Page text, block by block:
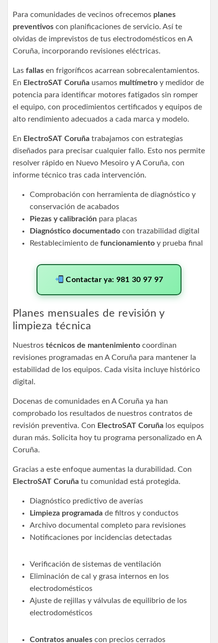
Para comunidades de vecinos ofrecemos planes
preventivos con planificaciones de servicio. Así te
olvidas de imprevistos de tus electrodomésticos en A
Coruña, incorporando revisiones eléctricas.
Las fallas en frigoríficos acarrean sobrecalentamientos.
En ElectroSAT Coruña usamos multímetro y medidor de
potencia para identificar motores fatigados sin romper
el equipo, con procedimientos certificados y equipos de
alto rendimiento adecuados a cada marca y modelo.
En ElectroSAT Coruña trabajamos con estrategias
diseñados para precisar cualquier fallo. Esto nos permite
resolver rápido en Nuevo Mesoiro y A Coruña, con
informe técnico tras cada intervención.
Comprobación con herramienta de diagnóstico y
conservación de acabados
Piezas y calibración para placas
Diagnóstico documentado con trazabilidad digital
Restablecimiento de funcionamiento y prueba final
Contactar ya: 981 30 97 97
Planes mensuales de revisión y
limpieza técnica
Nuestros técnicos de mantenimiento coordinan
revisiones programadas en A Coruña para mantener la
estabilidad de los equipos. Cada visita incluye histórico
digital.
Docenas de comunidades en A Coruña ya han
comprobado los resultados de nuestros contratos de
revisión preventiva. Con ElectroSAT Coruña los equipos
duran más. Solicita hoy tu programa personalizado en A
Coruña.
Gracias a este enfoque aumentas la durabilidad. Con
ElectroSAT Coruña tu comunidad está protegida.
Diagnóstico predictivo de averías
Limpieza programada de filtros y conductos
Archivo documental completo para revisiones
Notificaciones por incidencias detectadas
Verificación de sistemas de ventilación
Eliminación de cal y grasa internos en los
electrodomésticos
Ajuste de rejillas y válvulas de equilibrio de los
electrodomésticos
Contratos anuales con precios cerrados